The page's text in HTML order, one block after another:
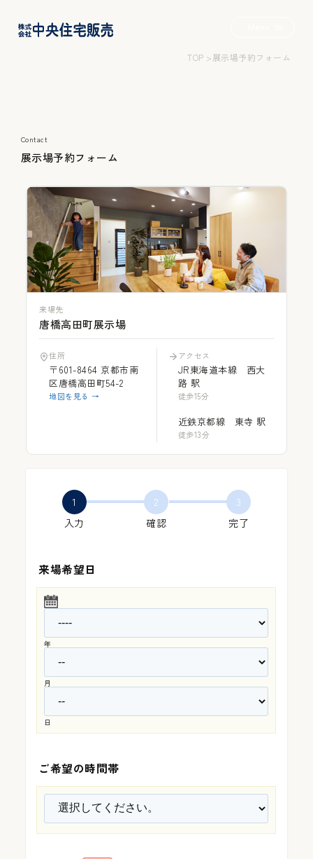
Wロフトのいえ
みんなのいえ
施工事例
会社概要
お知らせ
お問い合わせ
採用情報
カタログ請求
展示場来場予約
TOP 展示場予約フォーム
Contact
展示場予約フ ォーム
来場先
唐橋高田町展示場
住所
〒601-8464 京都市南
区唐橋高田町54-2
地図を見る →
アクセス
JR東海道本線 西大
路 駅
徒歩15分
近鉄京都線 東寺 駅
徒歩13分
1
入力
2
確認
3
完了
来場希望日
年
月
日
ご希望の時間帯